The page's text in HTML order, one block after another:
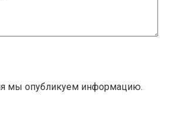
мы опубликуем информацию.